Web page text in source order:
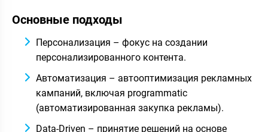
Основные подходы
Персонализация – фокус на создании
персонализированного контента.
Автоматизация – автооптимизация рекламных
кампаний, включая programmatic
(автоматизированная закупка рекламы).
Data-Driven – принятие решений на основе